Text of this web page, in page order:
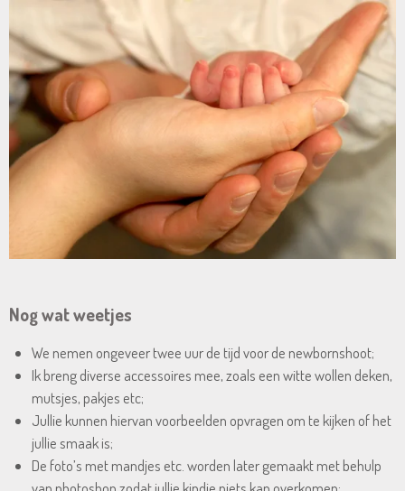
Nog wat weetjes
We nemen ongeveer twee uur de tijd voor de newbornshoot;
Ik breng diverse accessoires mee, zoals een witte wollen deken,
mutsjes, pakjes etc;
Jullie kunnen hiervan voorbeelden opvragen om te kijken of het
jullie smaak is;
De foto’s met mandjes etc. worden later gemaakt met behulp